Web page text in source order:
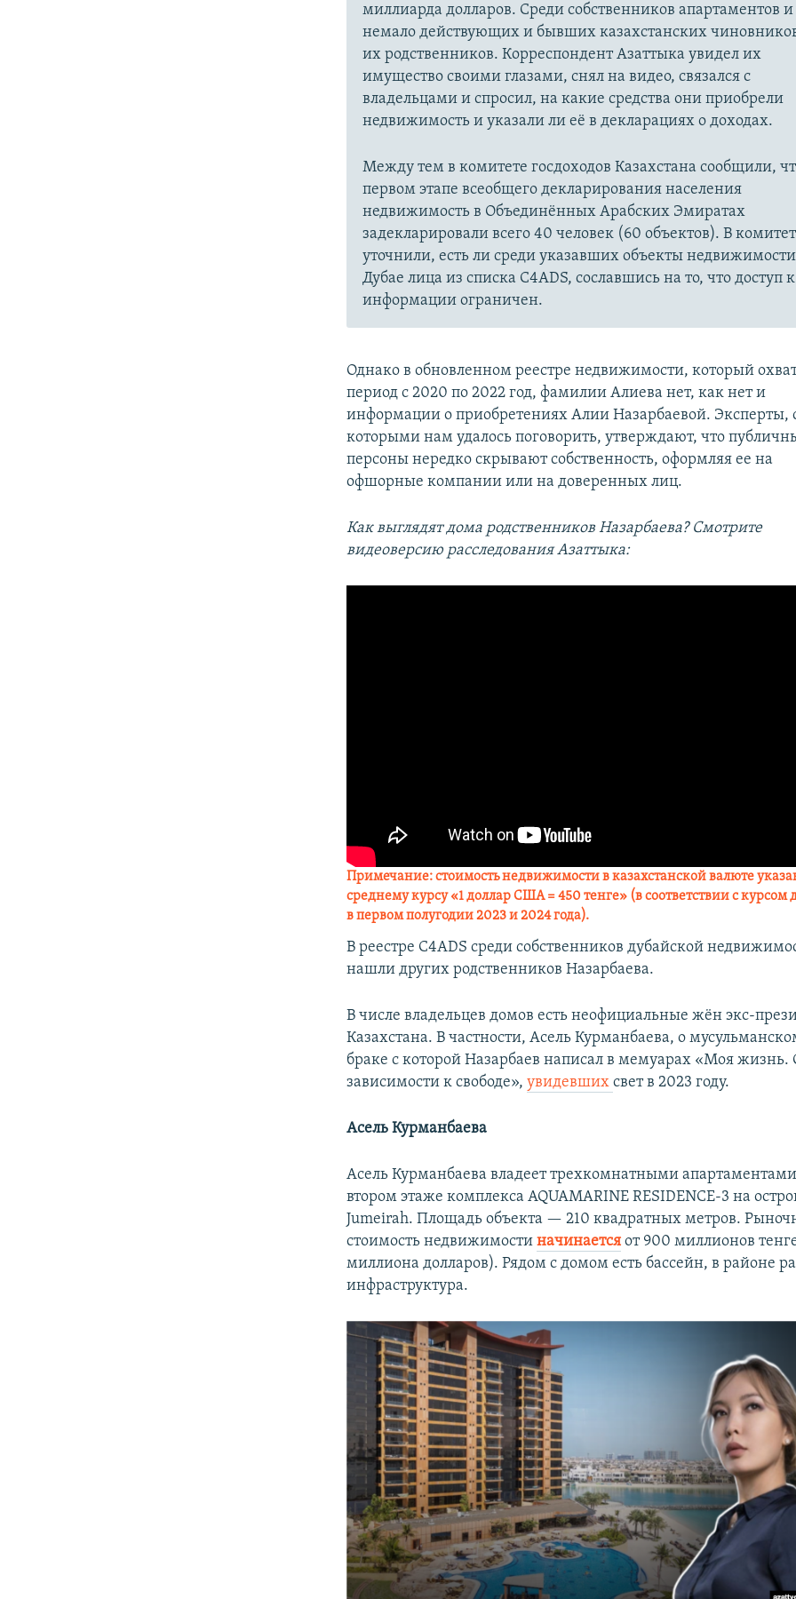
миллиарда долларов. Среди собственников апартаментов
немало действующих и бывших казахстанских
их родственников. Корреспондент Азаттыка увидел их
имущество своими глазами, снял на видео, связался с
владельцами и спросил, на какие средства они приобрели
недвижимость и указали ли её в декларациях о доходах.
Между тем в комитете госдоходов Казахстана сообщили,
первом этапе всеобщего декларирования населения
недвижимость в Объединённых Арабских Эмиратах
задекларировали всего 40 человек (60 объектов). В
уточнили, есть ли среди указавших объекты
Дубае лица из списка C4ADS, сославшись на то, что доступ
информации ограничен.
Однако в обновленном реестре недвижимости, который
период с 2020 по 2022 год, фамилии Алиева нет, как нет и
информации о приобретениях Алии Назарбаевой. Эксперты,
которыми нам удалось поговорить, утверждают, что
персоны нередко скрывают собственность, оформляя ее на
офшорные компании или на доверенных лиц.
Как выглядят дома родственников Назарбаева? Смотрите
видеоверсию расследования Азаттыка:
Примечание: стоимость недвижимости в казахстанской валюте
среднему курсу «1 доллар США = 450 тенге» (в соответствии с курсом
в первом полугодии 2023 и 2024 года).
В реестре C4ADS среди собственников дубайской
нашли других родственников Назарбаева.
В числе владельцев домов есть неофициальные жён экс-
Казахстана. В частности, Асель Курманбаева, о
браке с которой Назарбаев написал в мемуарах «Моя жизнь.
зависимости к свободе», увидевших свет в 2023 году.
Асель Курманбаева
Асель Курманбаева владеет трехкомнатными
втором этаже комплекса AQUAMARINE RESIDENCE-3 на
Jumeirah. Площадь объекта — 210 квадратных метров.
стоимость недвижимости начинается от 900 миллионов
миллиона долларов). Рядом с домом есть бассейн, в районе
инфраструктура.